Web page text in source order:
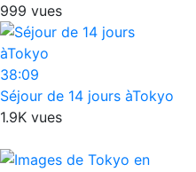
999 vues
38:09
Séjour de 14 jours àTokyo
1.9K vues